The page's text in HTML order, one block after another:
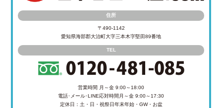
住所
〒490-1142
愛知県海部郡大治町大字三本木字堅田89番地
TEL
営業時間 月～金 9:00～18:00
電話･メール･LINE応対時間 月～金 9:00～17:30
定休日：土・日・祝祭日年末年始・GW・お盆